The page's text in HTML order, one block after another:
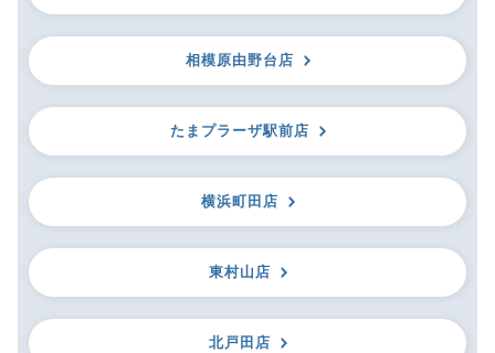
相模原由野台店
たまプラーザ駅前店
横浜町田店
東村山店
北戸田店